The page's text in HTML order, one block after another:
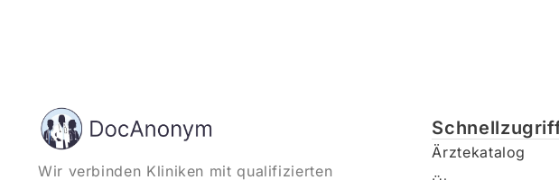
Wir verbinden Kliniken mit qualifizierten
Ärztekatalog